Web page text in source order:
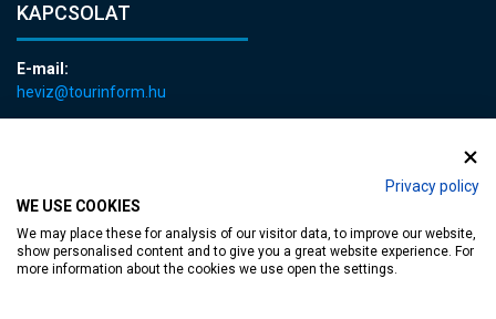
Privacy policy
WE USE COOKIES
We may place these for analysis of our visitor data, to improve our website,
show personalised content and to give you a great website experience. For
more information about the cookies we use open the settings.
KAPCSOLAT
E-mail:
heviz@tourinform.hu